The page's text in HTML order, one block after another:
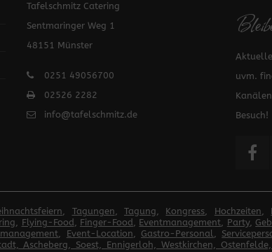
Tafelschmitz Catering
Sentmaringer Weg 1
48151 Münster
0251 49056700
02526 2282
info@tafelschmitz.de
uvm.
Besuch!
, Tagungen, Tagung, Kongress, Hochzeiten,
, Flying-Food , Finger-Food , Eventmanagement, Party,
, Event-Location, Gastro-Personal,
Ascheberg, Soest, Ennigerloh, Westkirchen,